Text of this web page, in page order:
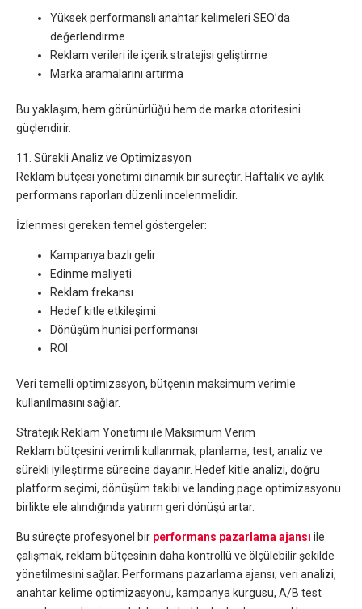
Yüksek performanslı anahtar kelimeleri SEO’da
değerlendirme
Reklam verileri ile içerik stratejisi geliştirme
Marka aramalarını artırma
Bu yaklaşım, hem görünürlüğü hem de marka otoritesini
güçlendirir.
11. Sürekli Analiz ve Optimizasyon
Reklam bütçesi yönetimi dinamik bir süreçtir. Haftalık ve aylık
performans raporları düzenli incelenmelidir.
İzlenmesi gereken temel göstergeler:
Kampanya bazlı gelir
Edinme maliyeti
Reklam frekansı
Hedef kitle etkileşimi
Dönüşüm hunisi performansı
ROI
Veri temelli optimizasyon, bütçenin maksimum verimle
kullanılmasını sağlar.
Stratejik Reklam Yönetimi ile Maksimum Verim
Reklam bütçesini verimli kullanmak; planlama, test, analiz ve
sürekli iyileştirme sürecine dayanır. Hedef kitle analizi, doğru
platform seçimi, dönüşüm takibi ve landing page optimizasyonu
birlikte ele alındığında yatırım geri dönüşü artar.
Bu süreçte profesyonel bir performans pazarlama ajansı ile
çalışmak, reklam bütçesinin daha kontrollü ve ölçülebilir şekilde
yönetilmesini sağlar. Performans pazarlama ajansı; veri analizi,
anahtar kelime optimizasyonu, kampanya kurgusu, A/B test